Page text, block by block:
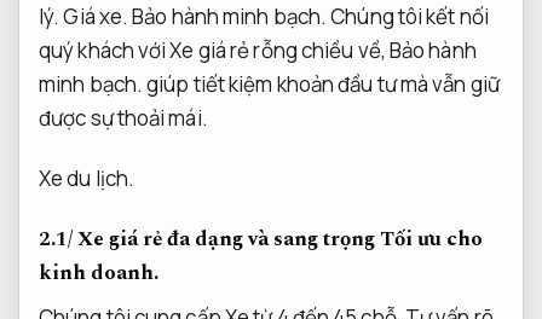
lý.Giá xe. Bảo hành minh bạch. Chúng tôi kết nối
quý khách với Xe giá rẻ rỗng chiều về, Bảo hành
minh bạch. giúp tiết kiệm khoản đầu tư mà vẫn giữ
được sự thoải mái.
Xe du lịch.
2.1/ Xe giá rẻ đa dạng và sang trọngTối ưu cho
kinh doanh.